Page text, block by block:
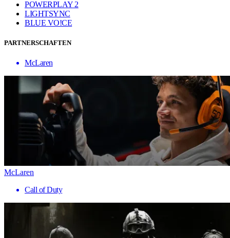
POWERPLAY 2
LIGHTSYNC
BLUE VO!CE
PARTNERSCHAFTEN
McLaren
McLaren
Call of Duty